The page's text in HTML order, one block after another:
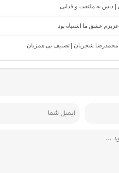
| دیس به ملتفت و فدایی
عشق ما اشتباه بود
محمدرضا شجریان | تصنیف بی همزبان